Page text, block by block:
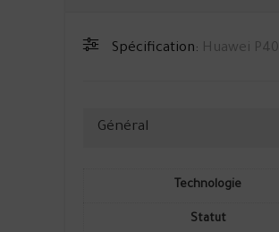
Spécification: Huawei P40
Général
Technologie
Statut